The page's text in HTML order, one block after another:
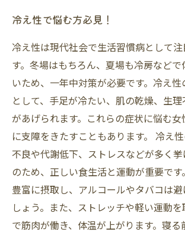
冷え性で悩む方必見！
冷え性は現代社会で生活習慣病として
す。冬場はもちろん、夏場も冷房など
いため、一年中対策が必要です。冷え
として、手足が冷たい、肌の乾燥、生
があげられます。これらの症状に悩む
に支障をきたすこともあります。 冷え
不良や代謝低下、ストレスなどが多く
のため、正しい食生活と運動が重要で
豊富に摂取し、アルコールやタバコは
しょう。また、ストレッチや軽い運動
で筋肉が働き、体温が上がります。寝る